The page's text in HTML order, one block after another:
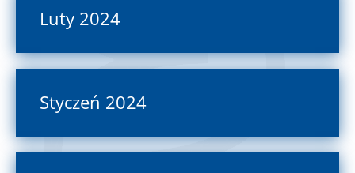
Luty 2024
Styczeń 2024